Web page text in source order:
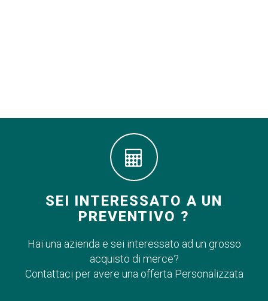
SEI INTERESSATO A UN
PREVENTIVO ?
Hai una azienda e sei interessato ad un grosso
acquisto di merce?
Contattaci per avere una offerta Personalizzata